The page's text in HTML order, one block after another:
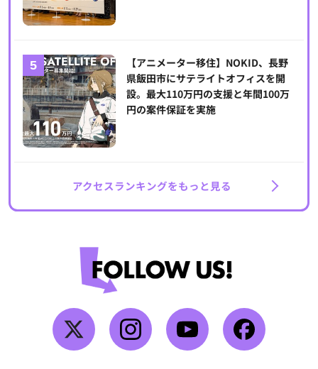
【アニメーター移住】NOKID、長野
県飯田市にサテライトオフィスを開
設。最大110万円の支援と年間100万
円の案件保証を実施
アクセスランキングをもっと見る